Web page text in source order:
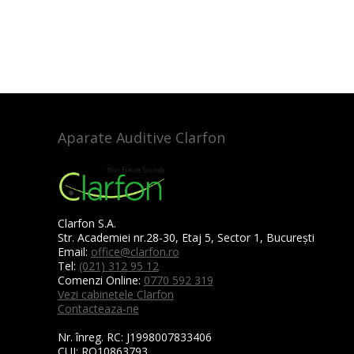
Aparate Auditive Clarfon
Clarfon S.A.
Str. Academiei nr.28-30, Etaj 5, Sector 1, București
Email: office@clarfon.ro
Tel: (021) 312 95 12
Comenzi Online: 0770 592 319
Vezi cabinetele Clarfon
Contacteaza-ne
Nr. înreg. RC: J1998007833406